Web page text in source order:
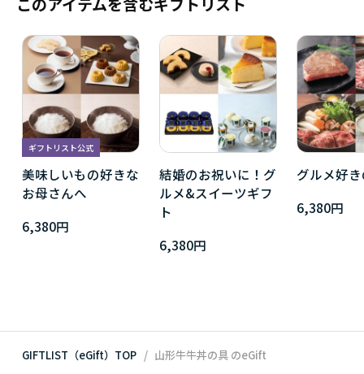
ギフトリスト公式
美味しいもの好きな
お母さんへ
6,380円
結婚のお祝いに！グ
ルメ&スイーツギフ
ト
6,380円
グルメ好
6,380円
GIFTLIST（eGift）TOP 山形牛牛丼の具 のeGift